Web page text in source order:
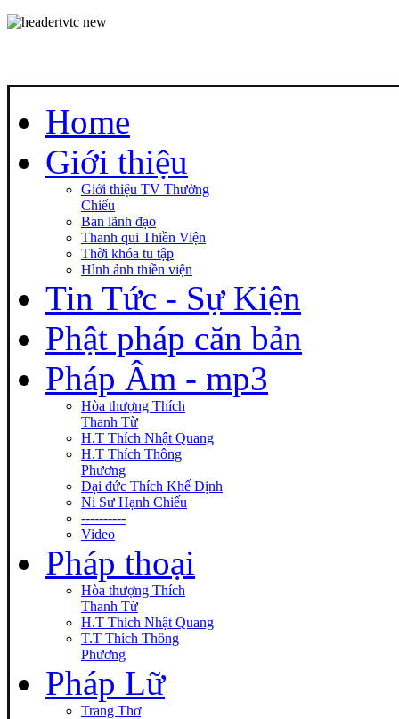
Home
Giới thiệu
Giới thiệu TV Thường
Chiếu
Ban lãnh đạo
Thanh qui Thiền Viện
Thời khóa tu tập
Hình ảnh thiền viện
Tin Tức - Sự Kiện
Phật pháp căn bản
Pháp Âm - mp3
Hòa thượng Thích
Thanh Từ
H.T Thích Nhật Quang
H.T Thích Thông
Phương
Đại đức Thích Khế Định
Ni Sư Hạnh Chiếu
----------
Video
Pháp thoại
Hòa thượng Thích
Thanh Từ
H.T Thích Nhật Quang
T.T Thích Thông
Phương
Pháp Lữ
Trang Thơ